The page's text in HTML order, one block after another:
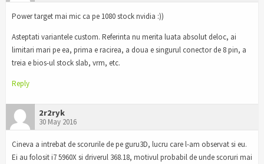
Power target mai mic ca pe 1080 stock nvidia :))
Asteptati variantele custom. Referinta nu merita luata absolut deloc, ai
limitari mari pe ea, prima e racirea, a doua e singurul conector de 8 pin, a
treia e bios-ul stock slab, vrm, etc.
Reply
2r2ryk
30 May 2016
Cineva a intrebat de scorurile de pe guru3D, lucru care l-am observat si eu.
Ei au folosit i7 5960X si driverul 368.18, motivul probabil de unde scoruri mai